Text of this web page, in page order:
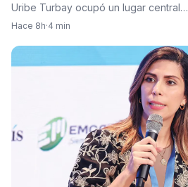
Uribe Turbay ocupó un lugar central…
Hace 8h·4 min